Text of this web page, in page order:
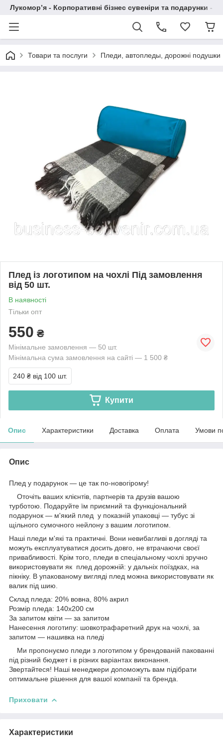
Лукомор’я - Корпоративні бізнес сувеніри та подарунки -
Товари та послуги Пледи, автопледы, дорожні подушки
Плед із логотипом на чохлі Під замовлення
від 50 шт.
В наявності
Тільки опт
550 ₴
Мінімальне замовлення — 50 шт.
Мінімальна сума замовлення на сайті — 1 500 ₴
240 ₴ від 100 шт.
Купити
Опис Характеристики Доставка Оплата Умови
Опис
Плед у подарунок — це так по-новогірому!
Оточіть ваших клієнтів, партнерів та друзів вашою
турботою. Подаруйте їм приємний та функціональний
подарунок — м'який плед у показній упаковці — тубус зі
щільного сумочного нейлону з вашим логотипом.
Наші пледи м'які та практичні. Вони невибагливі в догляді та
можуть експлуатуватися досить довго, не втрачаючи своєї
привабливості. Крім того, пледи в спеціальному чохлі зручно
використовувати як плед дорожній: у дальніх поїздках, на
пікніку. В упакованому вигляді плед можна використовувати як
валик під шию.
Склад пледа: 20% вовна, 80% акрил
Розмір пледа: 140х200 см
За запитом квіти — за запитом
Нанесення логотипу: шовкотрафаретний друк на чохлі, за
запитом — нашивка на пледі
Ми пропонуємо пледи з логотипом у брендованій пакованні
під різний бюджет і в різних варіантах виконання.
Звертайтеся! Наші менеджери допоможуть вам підібрати
оптимальне рішення для вашої компанії та бренда.
Приховати
Характеристики